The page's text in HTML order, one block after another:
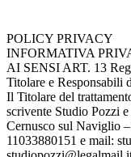
POLICY PRIVACY
INFORMATIVA
AI SENSI ART. 13
Titolare e Responsabili
Il Titolare del
scrivente Studio Pozzi
Cernusco sul Naviglio
11033880151 e mail: